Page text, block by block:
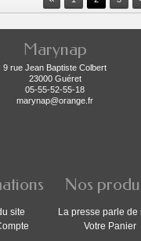
Marynap
9 rue Jean Baptiste Colbert
23000 Guéret
05-55-52-55-18
marynap@orange.fr
site
Nos
La presse parle de
Votre Panier